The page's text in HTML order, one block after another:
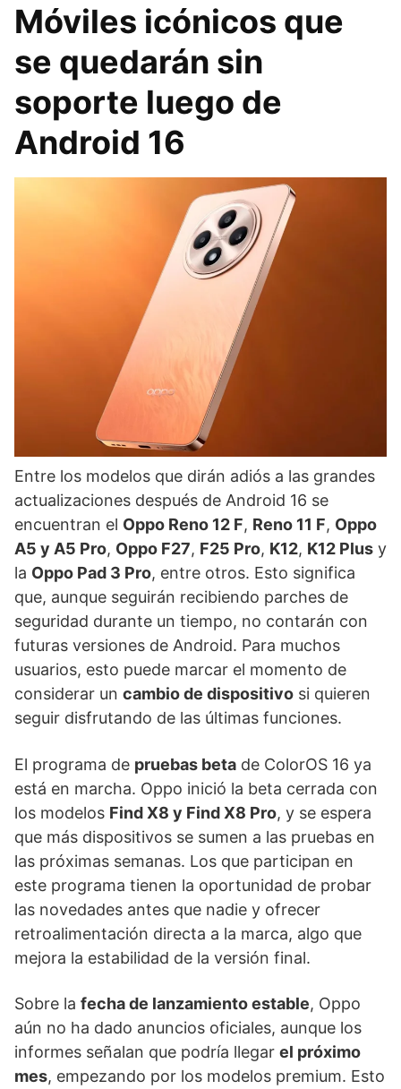
Móviles icónicos que
se quedarán sin
soporte luego de
Android 16
Entre los modelos que dirán adiós a las grandes
actualizaciones después de Android 16 se
encuentran el Oppo Reno 12 F, Reno 11 F, Oppo
A5 y A5 Pro, Oppo F27, F25 Pro, K12, K12 Plus y
la Oppo Pad 3 Pro, entre otros. Esto significa
que, aunque seguirán recibiendo parches de
seguridad durante un tiempo, no contarán con
futuras versiones de Android. Para muchos
usuarios, esto puede marcar el momento de
considerar un cambio de dispositivo si quieren
seguir disfrutando de las últimas funciones.
El programa de pruebas beta de ColorOS 16 ya
está en marcha. Oppo inició la beta cerrada con
los modelos Find X8 y Find X8 Pro, y se espera
que más dispositivos se sumen a las pruebas en
las próximas semanas. Los que participan en
este programa tienen la oportunidad de probar
las novedades antes que nadie y ofrecer
retroalimentación directa a la marca, algo que
mejora la estabilidad de la versión final.
Sobre la fecha de lanzamiento estable, Oppo
aún no ha dado anuncios oficiales, aunque los
informes señalan que podría llegar el próximo
mes, empezando por los modelos premium. Esto